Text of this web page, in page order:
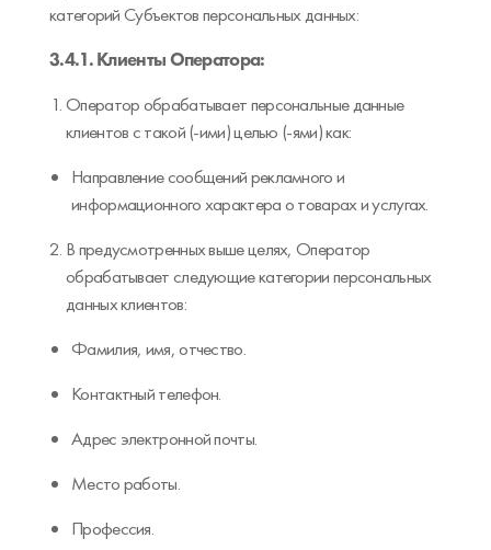
категорий Субъектов персональных данных:
3.4.1. Клиенты Оператора:
Оператор обрабатывает персональные данные
клиентов с такой (-ими) целью (-ями) как:
Направление сообщений рекламного и
информационного характера о товарах и услугах.
В предусмотренных выше целях, Оператор
обрабатывает следующие категории персональных
данных клиентов:
Фамилия, имя, отчество.
Контактный телефон.
Адрес электронной почты.
Место работы.
Профессия.